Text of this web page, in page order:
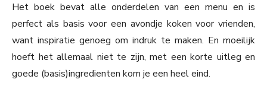
Het boek bevat alle onderdelen van een menu en is
perfect als basis voor een avondje koken voor vrienden,
want inspiratie genoeg om indruk te maken. En moeilijk
hoeft het allemaal niet te zijn, met een korte uitleg en
goede (basis)ingredienten kom je een heel eind.